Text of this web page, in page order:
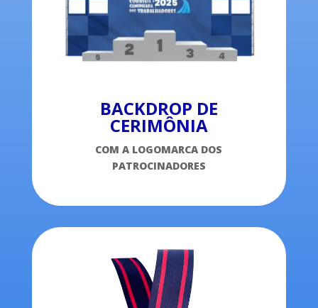
BACKDROP DE
CERIMÔNIA
COM A LOGOMARCA DOS
PATROCINADORES